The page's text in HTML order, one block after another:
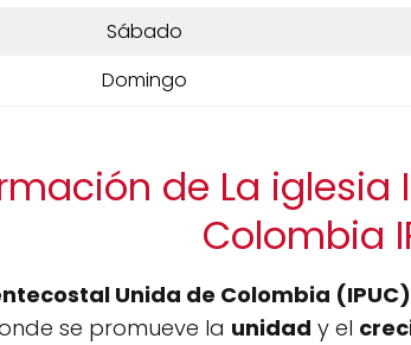
Sábado
Domingo
de La iglesia
Colombia
Unida de Colombia
se promueve la unidad y el